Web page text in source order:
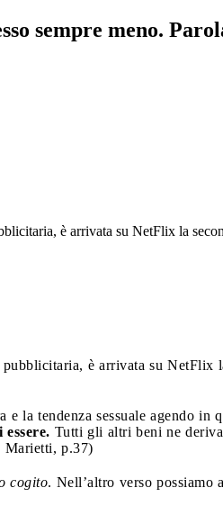
sempre meno.
è arrivata su NetFlix la
è arrivata su
la tendenza sessuale agendo in
Tutti gli altri beni ne
Marietti, p.37)
cogito. Nell’altro verso possiamo